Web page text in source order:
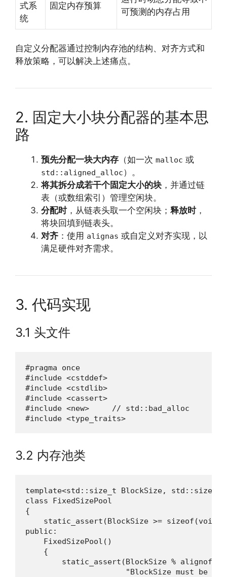
式系
统
固定内存预算
可预测的内存占用
自定义分配器通过控制内存池的结构、对齐方式和
释放策略，可以解决上述痛点。
2. 固定大小块分配器的基本思
路
预先分配一块大内存 （如一次 malloc 或
std::aligned_alloc）。
将其拆分成若干个固定大小的块 ，并通过链
表（或数组索引）管理空闲块。
分配时，从链表头取一个空闲块； 释放时，
将块回填到链表头。
对齐 ：使用 alignas 或自定义对齐实现，以
满足硬件对齐需求。
3. 代码实现
3.1 头文件
#pragma once
#include <cstddef>
#include <cstdlib>
#include <cassert>
#include <new>     // std::bad_alloc
#include <type_traits>
3.2 内存池类
template<std::size_t BlockSize, std::size_t
class FixedSizePool
{
static_assert(BlockSize >=
public:
    FixedSizePool()
    {
static_assert(BlockSize %
"BlockSize must be